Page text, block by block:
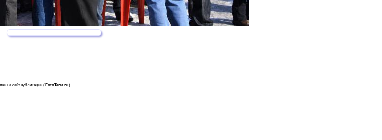
на сайт публикации ( FotoTerra.ru )